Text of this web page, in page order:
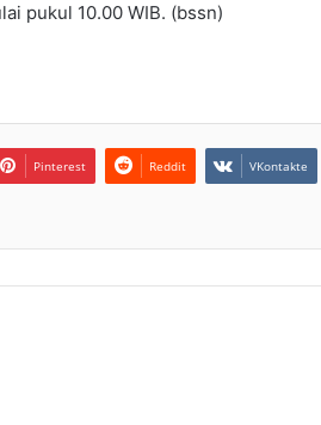
pukul 10.00 WIB. (bssn)
Pinterest Reddit VKontakte